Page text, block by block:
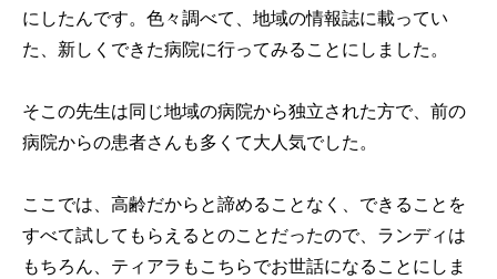
にしたんです。色々調べて、地域の情報誌に載ってい
た、新しくできた病院に行ってみることにしました。
そこの先生は同じ地域の病院から独立された方で、前の
病院からの患者さんも多くて大人気でした。
ここでは、高齢だからと諦めることなく、できることを
すべて試してもらえるとのことだったので、ランディは
もちろん、ティアラもこちらでお世話になることにしま